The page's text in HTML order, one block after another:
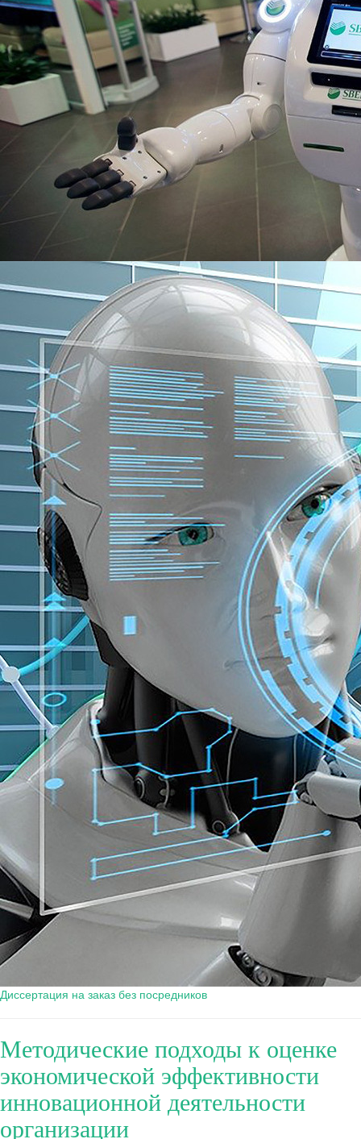
Диссертация на заказ без посредников
Методические подходы к оценке
экономической эффективности
инновационной деятельности
организации